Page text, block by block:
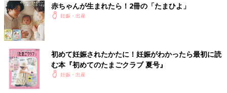
ダウンロード（無料）
妊娠中におススメの本
最新! 妊娠・出産新百科 (ベネッセ・ムック たまひよブック
ス たまひよ新百科シリーズ)
つわりで胃のムカムカに悩まされたり、
赤ちゃんが生まれたら！2冊の「たまひよ」
妊娠・出産
初めて妊娠されたかたに！妊娠がわかったら最初に読
む本『初めてのたまごクラブ 夏号』
妊娠・出産